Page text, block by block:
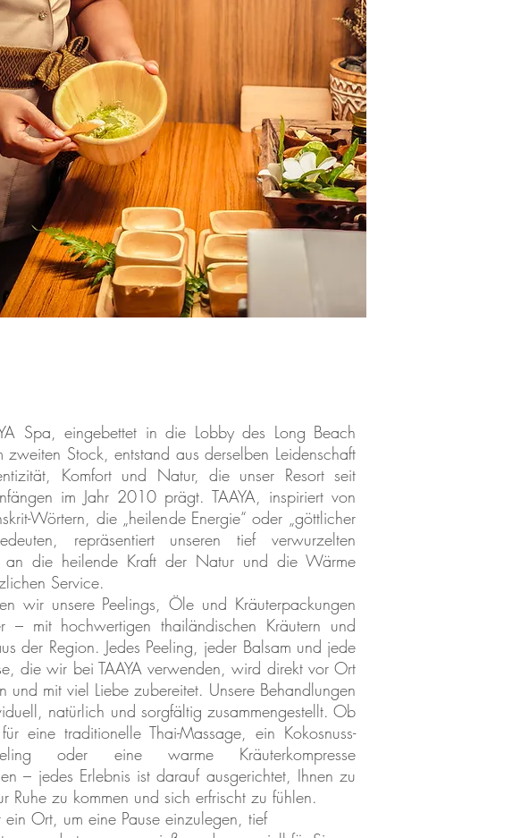
Spa, eingebettet in die Lobby des Long Beach
zweiten Stock, entstand aus derselben Leidenschaft
Komfort und Natur, die unser Resort seit
im Jahr 2010 prägt. TAAYA, inspiriert von
Wörtern, die „heilende Energie“ oder „göttlicher
repräsentiert unseren tief verwurzelten
an die heilende Kraft der Natur und die Wärme
Service.
wir unsere Peelings, Öle und Kräuterpackungen
– mit hochwertigen thailändischen Kräutern und
der Region. Jedes Peeling, jeder Balsam und jede
die wir bei TAAYA verwenden, wird direkt vor Ort
und mit viel Liebe zubereitet. Unsere Behandlungen
natürlich und sorgfältig zusammengestellt. Ob
eine traditionelle Thai-Massage, ein Kokosnuss-
oder eine warme Kräuterkompresse
– jedes Erlebnis ist darauf ausgerichtet, Ihnen zu
Ruhe zu kommen und sich erfrischt zu fühlen.
ein Ort, um eine Pause einzulegen, tief